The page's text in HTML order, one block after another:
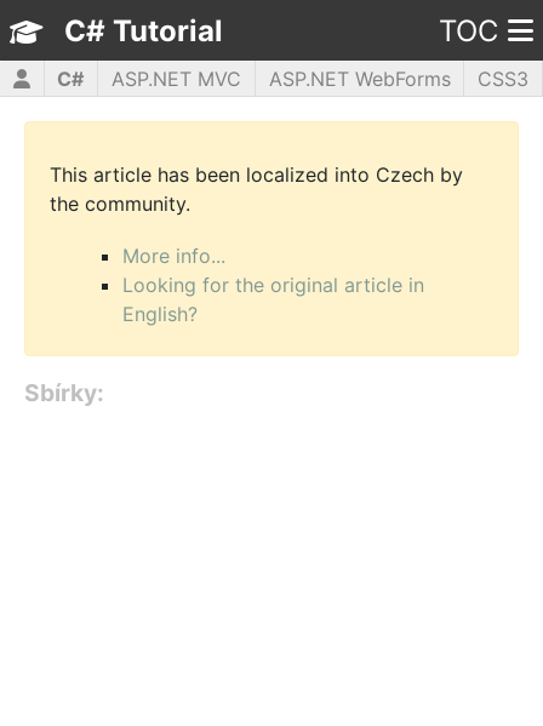
C# Tutorial TOC
C# ASP.NET MVC ASP.NET WebForms
CSS3
HTML5
JavaScript jQuery PHP5 WPF
This article has been localized into Czech by
the community.
More info...
Looking for the original article in
English?
Sbírky: